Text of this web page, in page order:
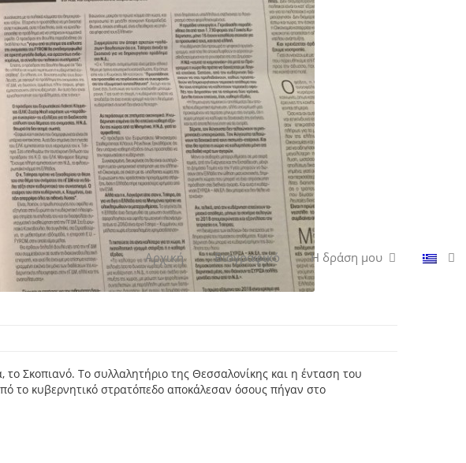
Αρχική Βιογραφικό Η δράση μου
Σκοπιανό. Το συλλαλητήριο της Θεσσαλονίκης και η ένταση του
το κυβερνητικό στρατόπεδο αποκάλεσαν όσους πήγαν στο